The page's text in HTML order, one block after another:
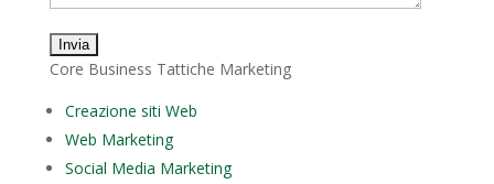
Core Business Tattiche Marketing
Creazione siti Web
Web Marketing
Social Media Marketing